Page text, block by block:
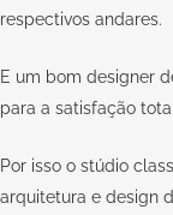
respectivos andares.
E um bom designer
para a satisfação
Por isso o stúdio
arquitetura e design